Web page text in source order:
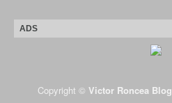
ADS
Copyright © Victor Roncea Blog